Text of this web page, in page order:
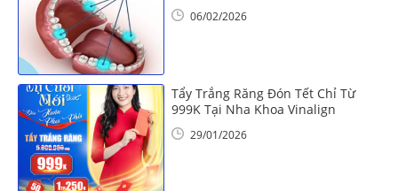
06/02/2026
Tẩy Trắng Răng Đón Tết Chỉ Từ
999K Tại Nha Khoa Vinalign
29/01/2026